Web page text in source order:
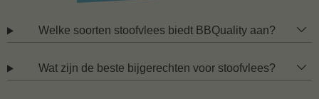
Welke soorten stoofvlees biedt BBQuality aan?
Wat zijn de beste bijgerechten voor stoofvlees?